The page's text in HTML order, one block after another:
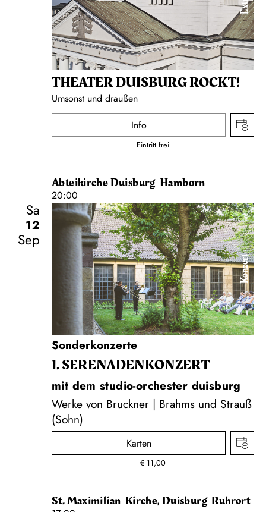
Extra
THEATER DUISBURG ROCKT!
Umsonst und draußen
Info
Eintritt frei
Abteikirche Duisburg-Hamborn
20:00
Sa
12
Sep
Konzert
Sonderkonzerte
1. SERENADEN­KONZERT
mit dem studio-orchester duisburg
Werke von Bruckner | Brahms und Strauß
(Sohn)
Karten
€ 11,00
St. Maximilian-Kirche, Duisburg-Ruhrort